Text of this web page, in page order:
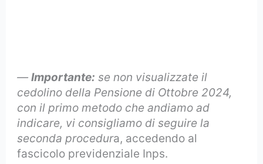
—Importante: se non visualizzate il
cedolino della Pensione di Ottobre 2024,
con il primo metodo che andiamo ad
indicare, vi consigliamo di seguire la
seconda procedura, accedendo al
fascicolo previdenziale Inps.